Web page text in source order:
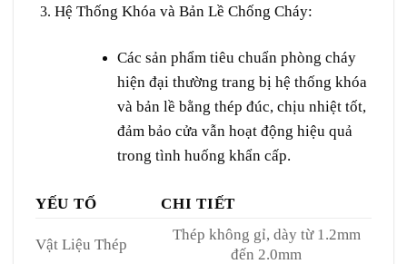
Hệ Thống Khóa và Bản Lề Chống Cháy:
Các sản phẩm tiêu chuẩn phòng cháy
hiện đại thường trang bị hệ thống khóa
và bản lề bằng thép đúc, chịu nhiệt tốt,
đảm bảo cửa vẫn hoạt động hiệu quả
trong tình huống khẩn cấp.
YẾU TỐ CHI TIẾT
Vật Liệu Thép
Thép không gỉ, dày từ 1.2mm
đến 2.0mm